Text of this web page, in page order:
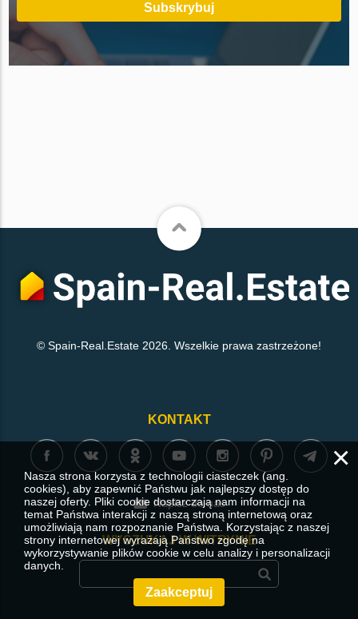
Subskrybuj
© Spain-Real.Estate 2026. Wszelkie prawa zastrzeżone!
KONTAKT
Napisz do nas
WYSZUKAJ W WITRYNIE
×
Nasza strona korzysta z technologii ciasteczek (ang.
cookies), aby zapewnić Państwu jak najlepszy dostęp do
naszej oferty. Pliki cookie dostarczają nam informacji na
temat Państwa interakcji z naszą stroną internetową oraz
umożliwiają nam rozpoznanie Państwa. Korzystając z naszej
strony internetowej wyrażają Państwo zgodę na
wykorzystywanie plików cookie w celu analizy i personalizacji
danych.
Zaakceptuj